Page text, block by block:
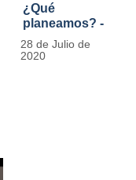
¿Qué
planeamos? -
Por Carlos
Marín, director
28 de Julio de
2020